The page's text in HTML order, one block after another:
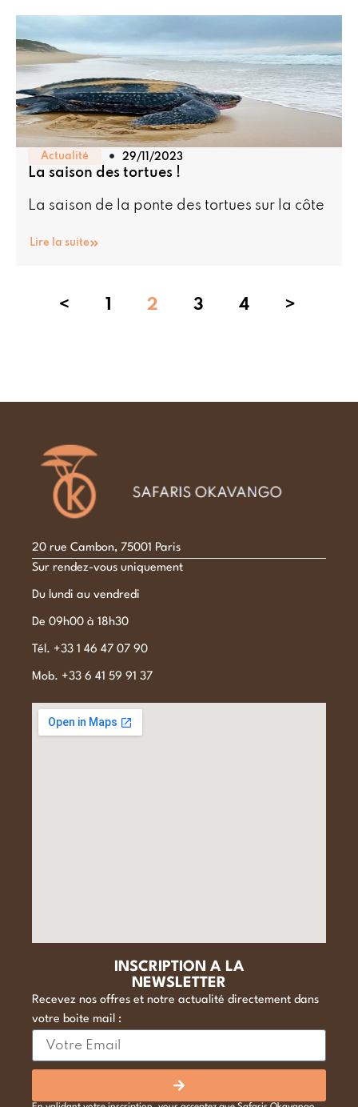
Actualité 29/11/2023
La saison des tortues !
La saison de la ponte des tortues sur la côte
Lire la suite
< 1 2 3 4 >
20 rue Cambon, 75001 Paris
Sur rendez-vous uniquement
Du lundi au vendredi
De 09h00 à 18h30
Tél. +33 1 46 47 07 90
Mob. +33 6 41 59 91 37
INSCRIPTION A LA
NEWSLETTER
Recevez nos offres et notre actualité directement dans
votre boite mail :